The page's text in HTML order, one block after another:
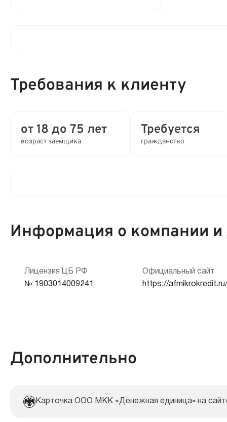
Полная стоимость кредита (ПСК) :
Выдача займа:
Срок продления:
Требования к клиенту
от 18 до 75 лет
возраст заемщика
Требуется
гражданство
Мобильный телефон:
Информация о компании
Лицензия ЦБ РФ
№ 1903014009241
Официальный сайт
https://afmikrokredit.ru/
Дополнительно
Карточка ООО МКК «Денежная единица» на